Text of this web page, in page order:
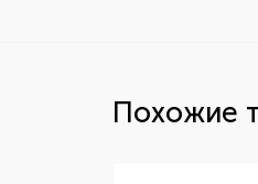
Похожие